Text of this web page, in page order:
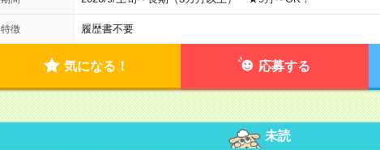
特徴 履歴書不要
気になる！ 応募する
未読